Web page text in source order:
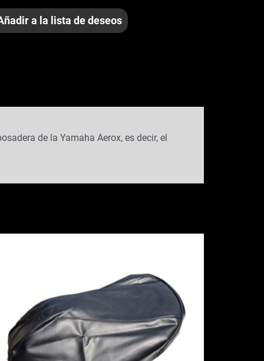
a la lista de deseos
de la Yamaha Aerox, es decir, el